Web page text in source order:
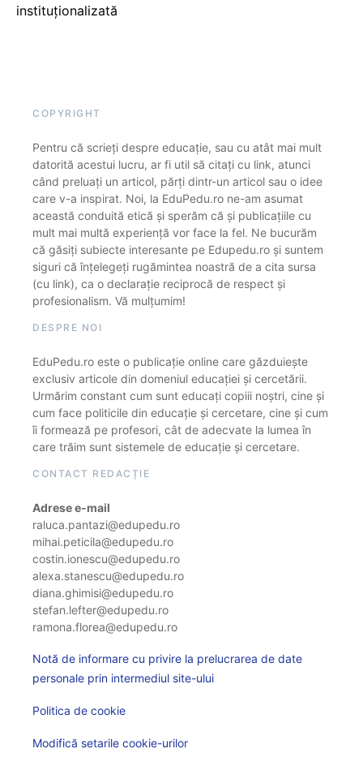
instituționalizată
COPYRIGHT
Pentru că scrieți despre educație, sau cu atât mai mult
datorită acestui lucru, ar fi util să citați cu link, atunci
când preluați un articol, părți dintr-un articol sau o idee
care v-a inspirat. Noi, la EduPedu.ro ne-am asumat
această conduită etică și sperăm că și publicațiile cu
mult mai multă experiență vor face la fel. Ne bucurăm
că găsiți subiecte interesante pe Edupedu.ro și suntem
siguri că înțelegeți rugămintea noastră de a cita sursa
(cu link), ca o declarație reciprocă de respect și
profesionalism. Vă mulțumim!
DESPRE NOI
EduPedu.ro este o publicație online care găzduiește
exclusiv articole din domeniul educației și cercetării.
Urmărim constant cum sunt educați copiii noștri, cine și
cum face politicile din educație și cercetare, cine și cum
îi formează pe profesori, cât de adecvate la lumea în
care trăim sunt sistemele de educație și cercetare.
CONTACT REDACȚIE
Adrese e-mail
raluca.pantazi@edupedu.ro
mihai.peticila@edupedu.ro
costin.ionescu@edupedu.ro
alexa.stanescu@edupedu.ro
diana.ghimisi@edupedu.ro
stefan.lefter@edupedu.ro
ramona.florea@edupedu.ro
Notă de informare cu privire la prelucrarea de date
personale prin intermediul site-ului
Politica de cookie
Modifică setarile cookie-urilor